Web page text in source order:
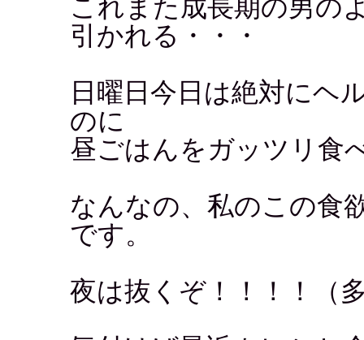
これまた成長期の男の
引かれる・・・
日曜日今日は絶対にヘ
のに
昼ごはんをガッツリ食
なんなの、私のこの食
です。
夜は抜くぞ！！！！（